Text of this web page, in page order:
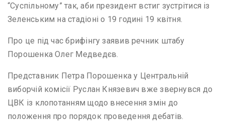
“Суспільному” так, аби президент встиг зустрітися із
Зеленським на стадіоні о 19 годині 19 квітня.
Про це під час брифінгу заявив речник штабу
Порошенка Олег Медведєв.
Представник Петра Порошенка у Центральній
виборчій комісії Руслан Князевич вже звернувся до
ЦВК із клопотанням щодо внесення змін до
положення про порядок проведення дебатів.